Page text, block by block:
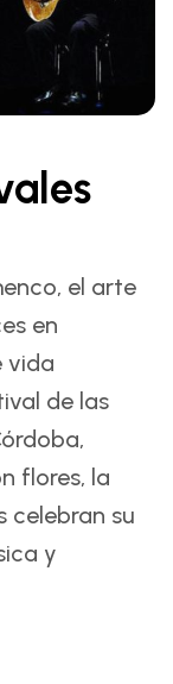
el arte
en
vida
de las
flores, la
celebran su
y